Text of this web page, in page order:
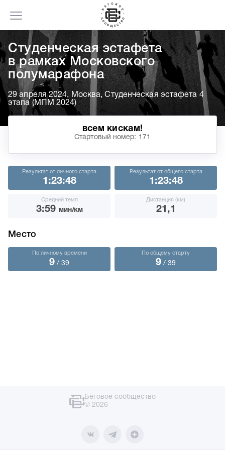
Cтуденческая эстафета
в рамках Московского
полумарафона
29 апреля 2024, Москва, Студенческая эстафета 4
этапа (МПМ 2024)
всем кискам!
Стартовый номер: 171
Результат от личного старта
1:23:48
Результат от общего старта
1:23:48
Средний темп
3:59 мин/км
Дистанция (км)
21,1
Место
По личному времени
9 / 39
По общему старту
9 / 39
Беговое сообщество
© 2026